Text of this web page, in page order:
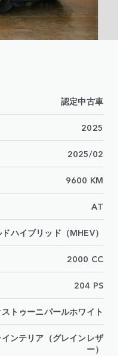
認定中古車
2025
2025/02
9600 KM
AT
ハイブリッド（MHEV）
2000 CC
204 PS
トゥーニパールホワイト
ンテリア（グレインレザ
ー）